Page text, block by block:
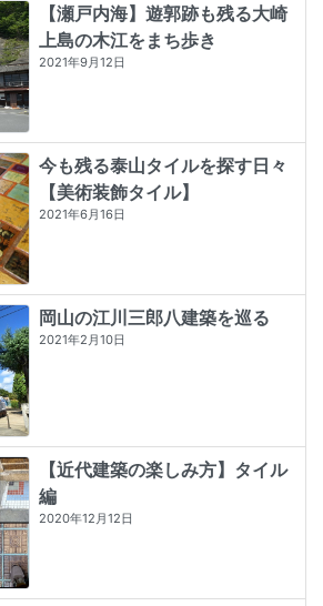
【瀬戸内海】遊郭跡も残る大崎
上島の木江をまち歩き
2021年9月12日
今も残る泰山タイルを探す日々
【美術装飾タイル】
2021年6月16日
岡山の江川三郎八建築を巡る
2021年2月10日
【近代建築の楽しみ方】タイル
編
2020年12月12日